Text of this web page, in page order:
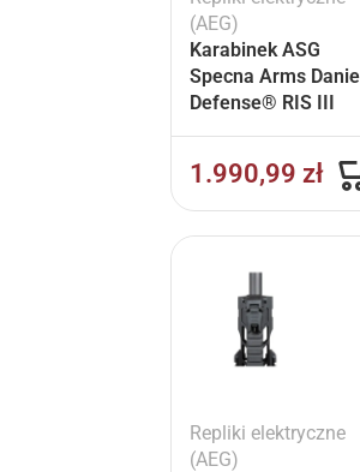
(AEG)
Karabinek ASG
Specna Arms
Defense® RIS III
Prime™ BLDC™
II ETU Chaos
1.990,99 zł
Repliki elektryczne
(AEG)